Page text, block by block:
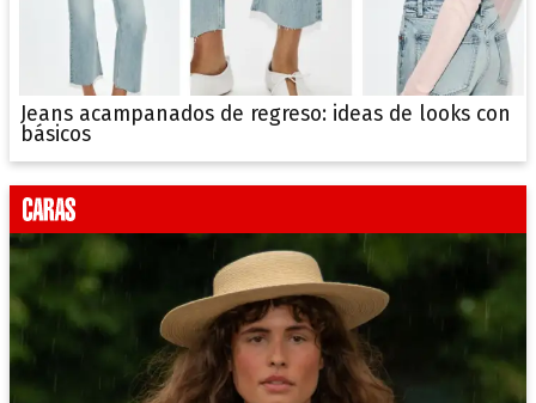
Jeans acampanados de regreso: ideas de looks con
básicos